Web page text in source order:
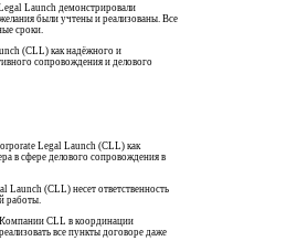
Launch демонстрировали
были учтены и реализованы. Все
сроки.
(CLL) как надёжного и
сопровождения и делового
Legal Launch (CLL) как
в сфере делового сопровождения в
Launch (CLL) несет ответственность
работы.
Компании CLL в координации
все пункты договоре даже